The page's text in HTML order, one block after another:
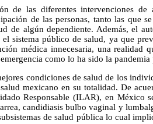
de las diferentes intervenciones de
de las personas, tanto las que
de algún dependiente. Además, el
el sistema público de salud, ya que
médica innecesaria, una realidad
como lo ha sido la
condiciones de salud de los
mexicano en su totalidad. De
Responsable (ILAR), en México
candidiasis bulbo vaginal y
de salud pública lo cual